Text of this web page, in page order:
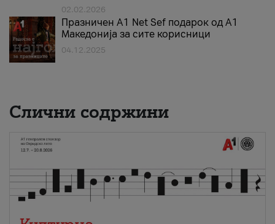
02.02.2026
Празничен A1 Net Sеf подарок од А1
Македонија за сите корисници
04.12.2025
Слични содржини